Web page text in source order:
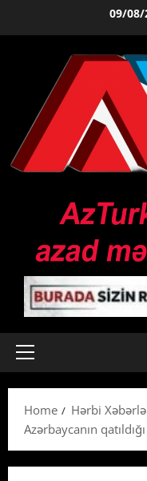
09/08/
Primary
Home
Hərbi
Azərbaycanın